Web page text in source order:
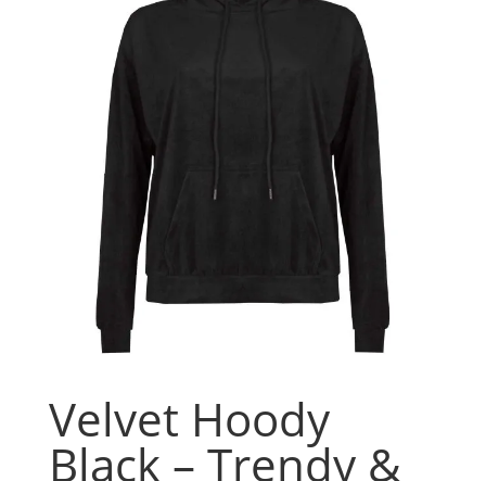
Velvet Hoody
Black – Trendy &